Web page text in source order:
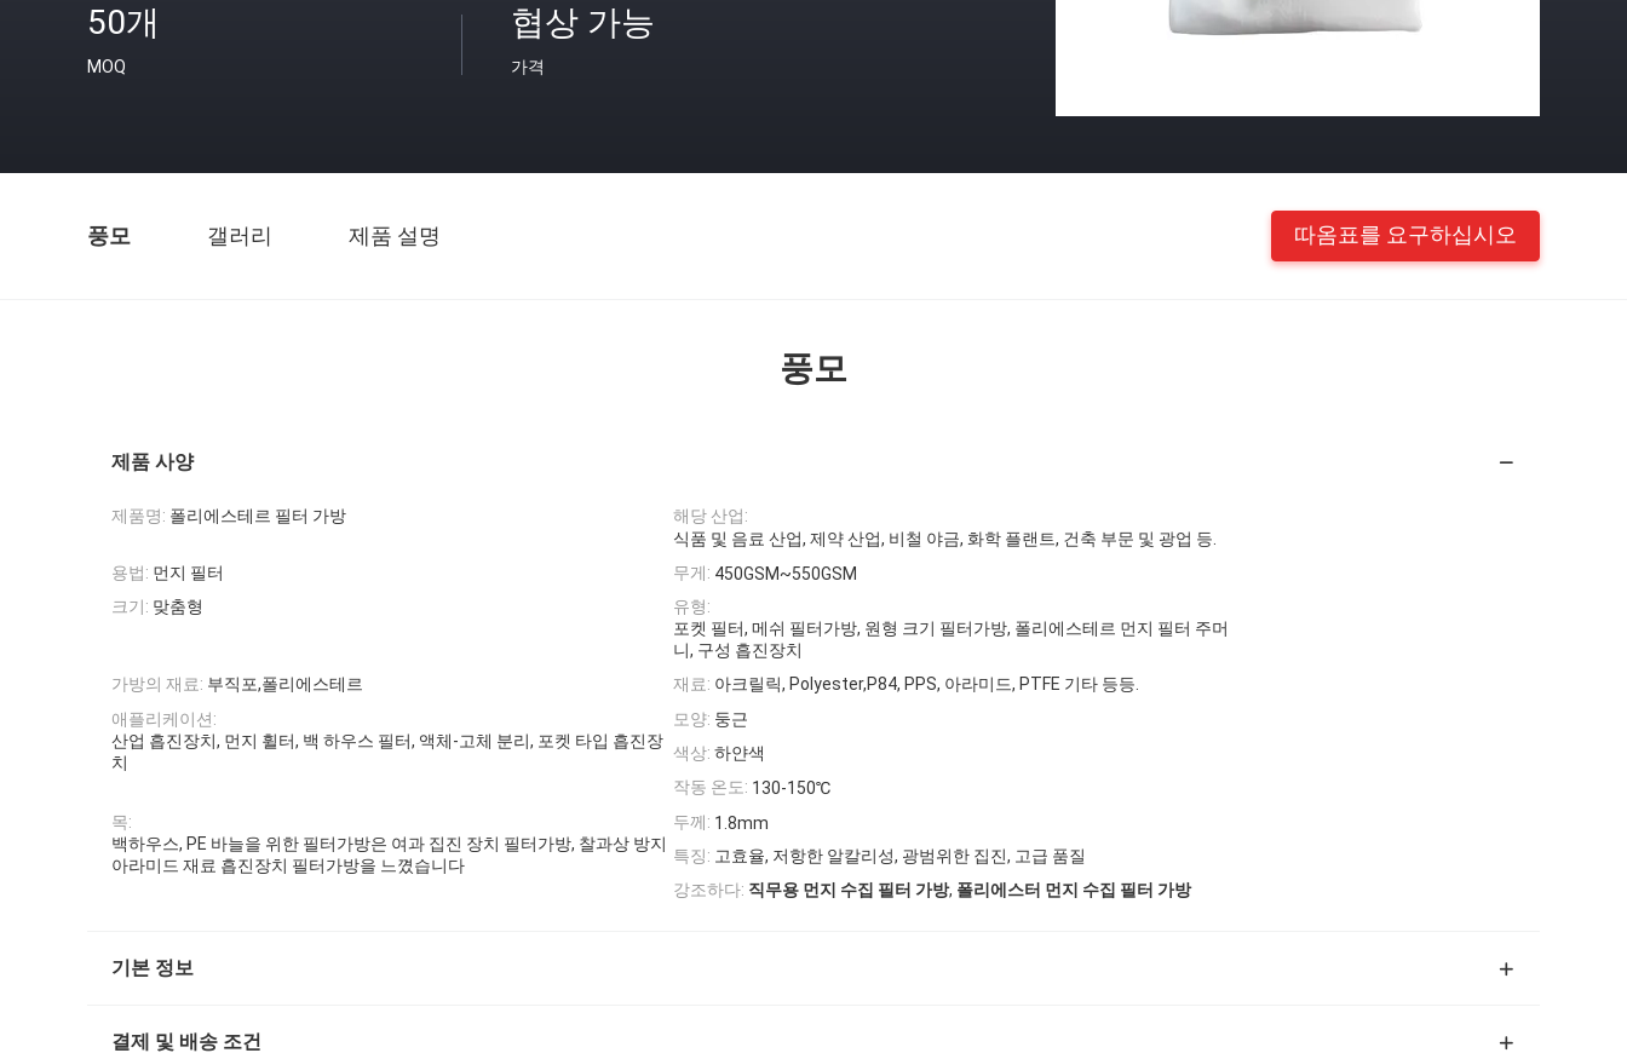
50개
MOQ
협상 가능
가격
풍모 갤러리 제품 설명 따옴표를 요구하십시오
풍모
제품 사양
제품명: 폴리에스테르 필터 가방
해당 산업:
식품 및 음료 산업, 제약 산업, 비철 야금, 화학 플랜트, 건축 부문 및 광업 등.
용법: 먼지 필터 무게: 450GSM~550GSM
크기: 맞춤형
유형:
포켓 필터, 메쉬 필터가방, 원형 크기 필터가방, 폴리에스테르 먼지 필터 주머
니, 구성 흡진장치
가방의 재료: 부직포,폴리에스테르 재료: 아크릴릭, Polyester,P84, PPS, 아라미드, PTFE 기타 등등.
애플리케이션:
산업 흡진장치, 먼지 휠터, 백 하우스 필터, 액체-고체 분리, 포켓 타입 흡진장
치
모양: 둥근
색상: 하얀색
작동 온도: 130-150℃
목:
백하우스, PE 바늘을 위한 필터가방은 여과 집진 장치 필터가방, 찰과상 방지
아라미드 재료 흡진장치 필터가방을 느꼈습니다
두께: 1.8mm
특징: 고효율, 저항한 알칼리성, 광범위한 집진, 고급 품질
강조하다: 직무용 먼지 수집 필터 가방, 폴리에스터 먼지 수집 필터 가방
기본 정보
결제 및 배송 조건